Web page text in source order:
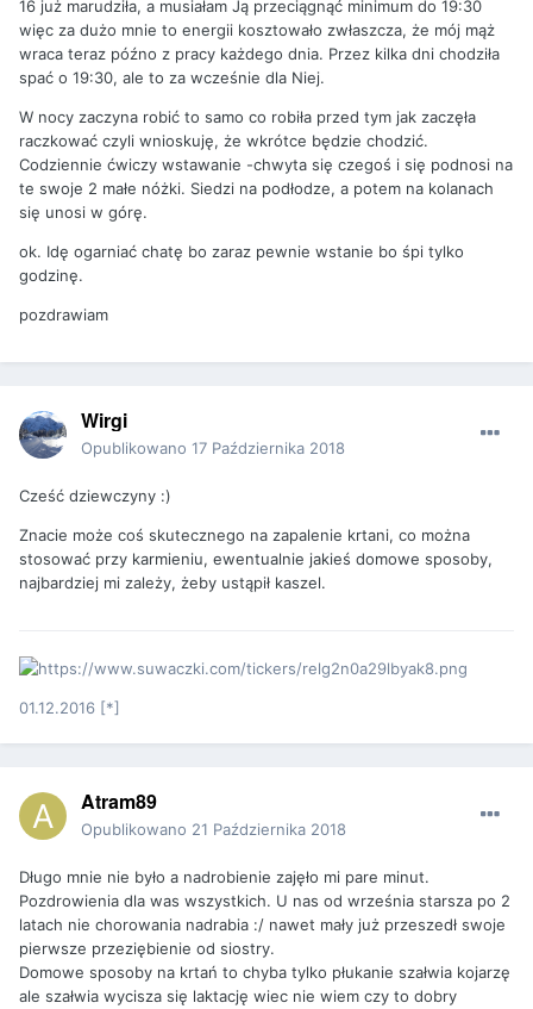
16 już marudziła, a musiałam Ją przeciągnąć minimum do 19:30
więc za dużo mnie to energii kosztowało zwłaszcza, że mój mąż
wraca teraz późno z pracy każdego dnia. Przez kilka dni chodziła
spać o 19:30, ale to za wcześnie dla Niej.
W nocy zaczyna robić to samo co robiła przed tym jak zaczęła
raczkować czyli wnioskuję, że wkrótce będzie chodzić.
Codziennie ćwiczy wstawanie -chwyta się czegoś i się podnosi na
te swoje 2 małe nóżki. Siedzi na podłodze, a potem na kolanach
się unosi w górę.
ok. Idę ogarniać chatę bo zaraz pewnie wstanie bo śpi tylko
godzinę.
pozdrawiam
Wirgi
Opublikowano 17 Października 2018
Cześć dziewczyny :)
Znacie może coś skutecznego na zapalenie krtani, co można
stosować przy karmieniu, ewentualnie jakieś domowe sposoby,
najbardziej mi zależy, żeby ustąpił kaszel.
01.12.2016 [*]
Atram89
Opublikowano 21 Października 2018
Długo mnie nie było a nadrobienie zajęło mi pare minut.
Pozdrowienia dla was wszystkich. U nas od września starsza po 2
latach nie chorowania nadrabia :/ nawet mały już przeszedł swoje
pierwsze przeziębienie od siostry.
Domowe sposoby na krtań to chyba tylko płukanie szałwia kojarzę
ale szałwia wycisza się laktację wiec nie wiem czy to dobry